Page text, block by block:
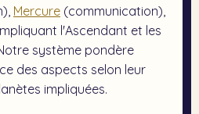
Mercure (communication),
l'Ascendant et les
système pondère
des aspects selon leur
impliquées.